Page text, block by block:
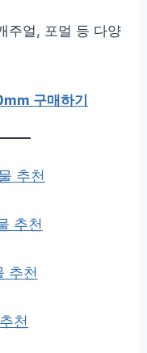
주얼, 포멀 등 다양
구매하기
추천
추천
추천
천